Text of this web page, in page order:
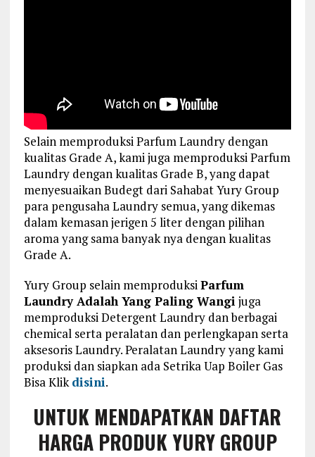
Selain memproduksi Parfum Laundry dengan
kualitas Grade A, kami juga memproduksi Parfum
Laundry dengan kualitas Grade B, yang dapat
menyesuaikan Budegt dari Sahabat Yury Group
para pengusaha Laundry semua, yang dikemas
dalam kemasan jerigen 5 liter dengan pilihan
aroma yang sama banyak nya dengan kualitas
Grade A.
Yury Group selain memproduksiParfum
Laundry Adalah Yang Paling Wangi juga
memproduksi Detergent Laundry dan berbagai
chemical serta peralatan dan perlengkapan serta
aksesoris Laundry. Peralatan Laundry yang kami
produksi dan siapkan ada Setrika Uap Boiler Gas
Bisa Klikdisini.
UNTUK MENDAPATKAN DAFTAR
HARGA PRODUK YURY GROUP